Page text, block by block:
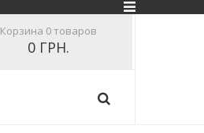
Корзина 0 товаров
0 ГРН.